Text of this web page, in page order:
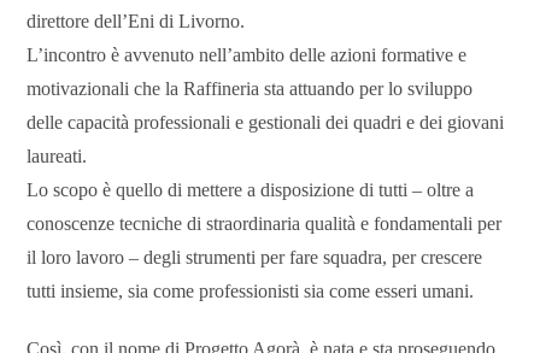
direttore dell’Eni di Livorno.
L’incontro è avvenuto nell’ambito delle azioni formative e
motivazionali che la Raffineria sta attuando per lo sviluppo
delle capacità professionali e gestionali dei quadri e dei giovani
laureati.
Lo scopo è quello di mettere a disposizione di tutti – oltre a
conoscenze tecniche di straordinaria qualità e fondamentali per
il loro lavoro – degli strumenti per fare squadra, per crescere
tutti insieme, sia come professionisti sia come esseri umani.